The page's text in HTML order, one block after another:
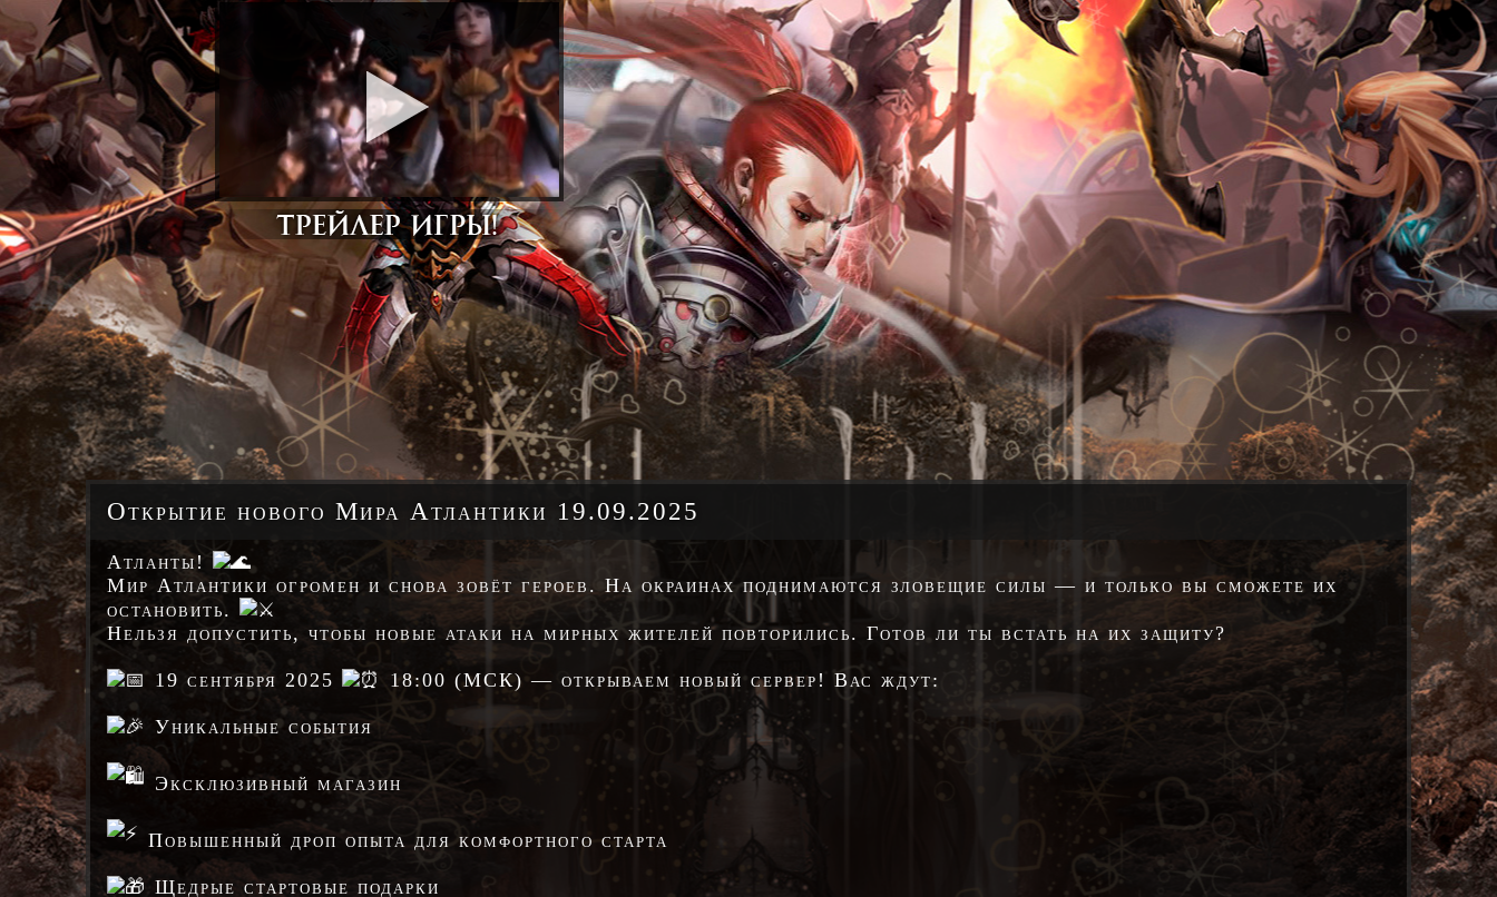
Открытие нового Мира Атлантики 19.09.2025
Атланты!
Мир Атлантики огромен и снова зовёт героев. На окраинах поднимаются зловещие силы — и только вы сможете их
остановить.
Нельзя допустить, чтобы новые атаки на мирных жителей повторились. Готов ли ты встать на их защиту?
19 сентября 2025 18:00 (МСК) — открываем новый сервер! Вас ждут:
Уникальные события
Эксклюзивный магазин
Повышенный дроп опыта для комфортного старта
Щедрые стартовые подарки